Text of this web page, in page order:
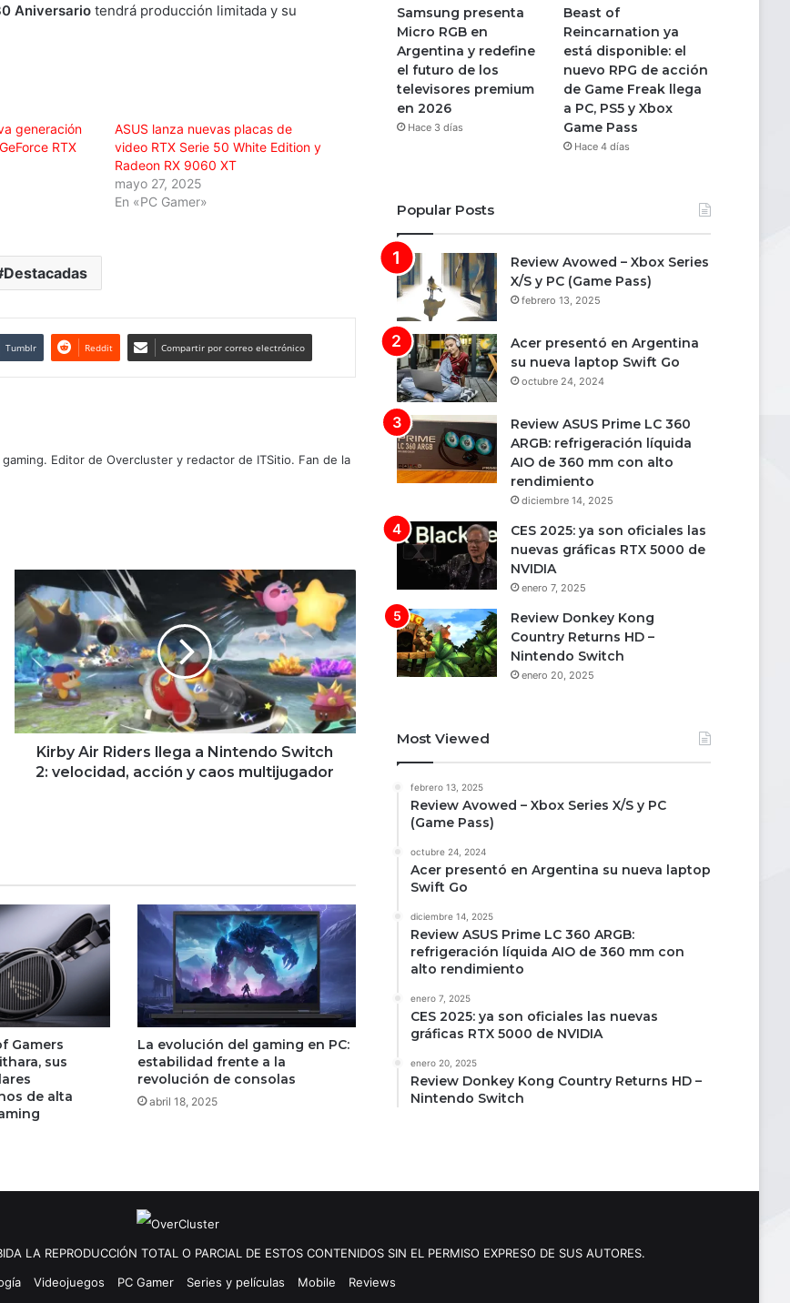
Aniversariotendrá producción limitada y su
generación
RTX
ASUS lanza nuevas placas de
video RTX Serie 50 White Edition y
Radeon RX 9060 XT
mayo 27, 2025
En «PC Gamer»
Destacadas
Tumblr Reddit Compartir por correo electrónico
Editor de Overcluster y redactor de ITSitio. Fan de la
Air
Riders
llega
a
Nintendo
Switch
2:
velocidad,
acciónKirby Air Riders llega a Nintendo Switch
2: velocidad, acción y caos multijugador
Gamers
sus
de alta
La evolución del gaming en PC:
estabilidad frente a la
revolución de consolas
abril 18, 2025
Samsung presenta
Micro RGB en
Argentina y redefine
el futuro de los
televisores premium
en 2026
Hace 3 días
Beast of
Reincarnation ya
está disponible: el
nuevo RPG de acción
de Game Freak llega
a PC, PS5 y Xbox
Game Pass
Hace 4 días
Popular Posts
Review Avowed – Xbox Series
X/S y PC (Game Pass)
febrero 13, 2025
Acer presentó en Argentina
su nueva laptop Swift Go
octubre 24, 2024
Review ASUS Prime LC 360
ARGB: refrigeración líquida
AIO de 360 mm con alto
rendimiento
diciembre 14, 2025
CES 2025: ya son oficiales las
nuevas gráficas RTX 5000 de
NVIDIA
enero 7, 2025
Review Donkey Kong
Country Returns HD –
Nintendo Switch
enero 20, 2025
Most Viewed
febrero 13, 2025
Review Avowed – Xbox Series X/S y PC
(Game Pass)
octubre 24, 2024
Acer presentó en Argentina su nueva laptop
Swift Go
diciembre 14, 2025
Review ASUS Prime LC 360 ARGB:
refrigeración líquida AIO de 360 mm con
alto rendimiento
enero 7, 2025
CES 2025: ya son oficiales las nuevas
gráficas RTX 5000 de NVIDIA
enero 20, 2025
Review Donkey Kong Country Returns HD –
Nintendo Switch
LA REPRODUCCIÓN TOTAL O PARCIAL DE ESTOS CONTENIDOS SIN EL PERMISO EXPRESO DE SUS AUTORES.
Videojuegos PC Gamer Series y películas Mobile Reviews